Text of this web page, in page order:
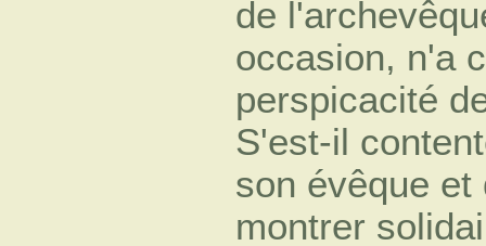
de
occasion, n'a
perspicacité
S'est-il
son évêque et
montrer